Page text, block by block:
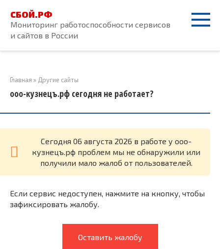
контенту
СБОЙ.РФ
Мониторинг работоспособности сервисов
и сайтов в России
Главная » Другие сайты
ооо-кузнецъ.рф сегодня не работает?
Cегодня 06 августа 2026 в работе у ооо-
кузнецъ.рф проблем мы не обнаружили или
получили мало жалоб от пользователей.
Если сервис недоступен, нажмите на кнопку, чтобы
зафиксировать жалобу.
Оставить жалобу